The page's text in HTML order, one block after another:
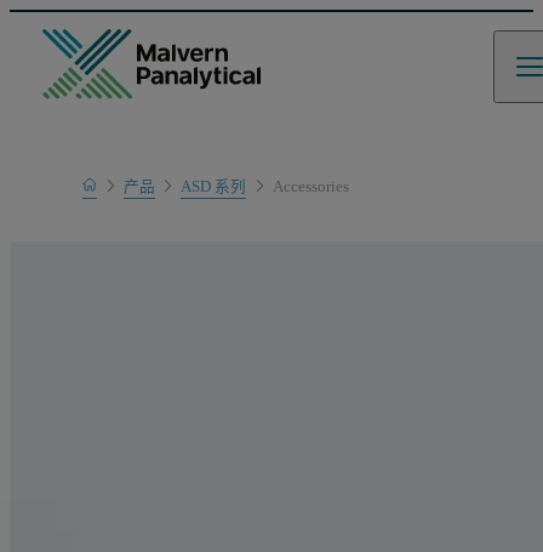
Home产品
产品系列
ASD 系列 Accessories